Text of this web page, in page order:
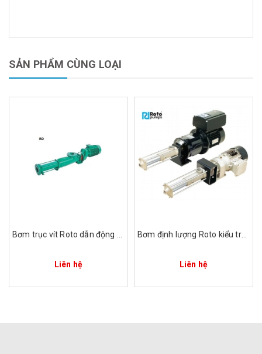
SẢN PHẨM CÙNG LOẠI
Liên hệ
Bơm định lượng Roto kiểu trục vít RJGB80LR6CF1Q
Liên hệ